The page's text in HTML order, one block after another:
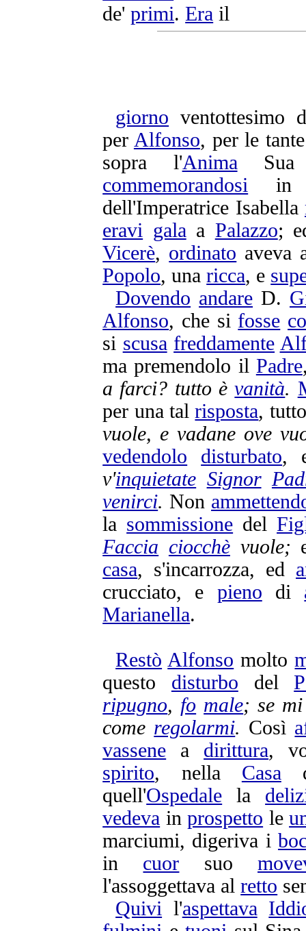
de'primi.Era il
giorno ventottesimo
per Alfonso, per le
sopra l'Anima
commemorandosi
dell'Imperatrice Isabella
eravi gala a Palazzo;
Vicerè, ordinato aveva
Popolo, unaricca, e
Dovendo andare D.
Alfonso, che si fosse
si scusa freddamente
mapremendolo il Padre
a farci? tutto èvanità.
per una talrisposta,
vuole, e vadaneove
vedendolo
disturbato,
v'inquietate Signor
venirci. Non
la sommissione del
Faccia ciocchèvuole;
casa, s'incarrozza, ed
crucciato, e pieno di
Marianella.
Restò Alfonso molto
questo disturbo del
ripugno, fo male; se
come regolarmi. Così
vassene a dirittura,
spirito, nella Casa
quell'Ospedale la
vedeva inprospetto le
marciumi, digeriva i
in cuor suo
l'assoggettava alretto
Quivi l'aspettava